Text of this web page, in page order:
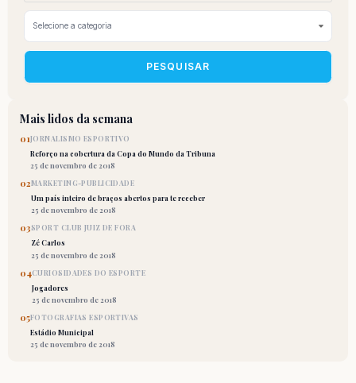
PESQUISAR
Mais lidos da semana
01JORNALISMO ESPORTIVO
Reforço na cobertura da Copa do Mundo da Tribuna
25 de novembro de 2018
02MARKETING-PUBLICIDADE
Um país inteiro de braços abertos para te receber
25 de novembro de 2018
03SPORT CLUB JUIZ DE FORA
Zé Carlos
25 de novembro de 2018
04CURIOSIDADES DO ESPORTE
Jogadores
25 de novembro de 2018
05FOTOGRAFIAS ESPORTIVAS
Estádio Municipal
25 de novembro de 2018